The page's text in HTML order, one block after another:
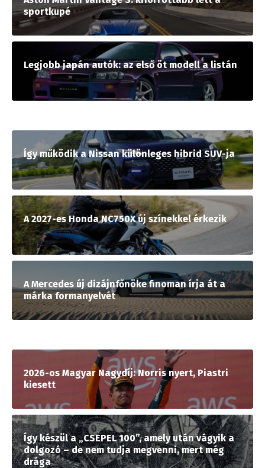
sportkupé
Legjobb japán autók: az első öt modell a listán
Így működik a Nissan különleges hibrid SUV-ja
A 2027-es Honda NC750X új színekkel érkezik
A Mercedes új dizájnfőnöke finoman írja át a
márka formanyelvét
2026-os Magyar Nagydíj: Norris nyert, Piastri
kiesett
Így készül a „CSEPEL 100”, amely után vágyik a
dolgozó – de nem tudja megvenni, mert még
drága